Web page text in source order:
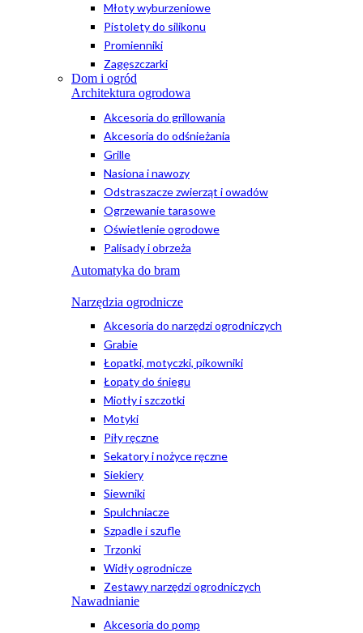
Młoty wyburzeniowe
Pistolety do silikonu
Promienniki
Zagęszczarki
Dom i ogród
Architektura ogrodowa
Akcesoria do grillowania
Akcesoria do odśnieżania
Grille
Nasiona i nawozy
Odstraszacze zwierząt i owadów
Ogrzewanie tarasowe
Oświetlenie ogrodowe
Palisady i obrzeża
Automatyka do bram
Narzędzia ogrodnicze
Akcesoria do narzędzi ogrodniczych
Grabie
Łopatki, motyczki, pikowniki
Łopaty do śniegu
Miotły i szczotki
Motyki
Piły ręczne
Sekatory i nożyce ręczne
Siekiery
Siewniki
Spulchniacze
Szpadle i szufle
Trzonki
Widły ogrodnicze
Zestawy narzędzi ogrodniczych
Nawadnianie
Akcesoria do pomp